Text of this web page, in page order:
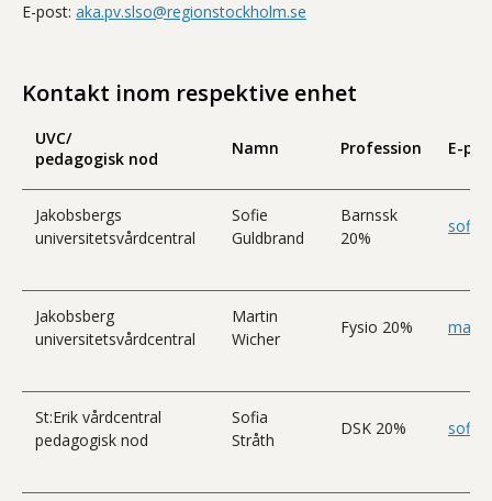
E-post: aka.pv.slso@regionstockholm.se
Kontakt inom respektive enhet
UVC/
pedagogisk nod
Namn Profession E-
Jakobsbergs
universitetsvårdcentral
Sofie
Guldbrand
Barnssk
20%
Jakobsberg
universitetsvårdcentral
Martin
Wicher
Fysio 20%
St:Erik vårdcentral
pedagogisk nod
Sofia
Stråth
DSK 20%